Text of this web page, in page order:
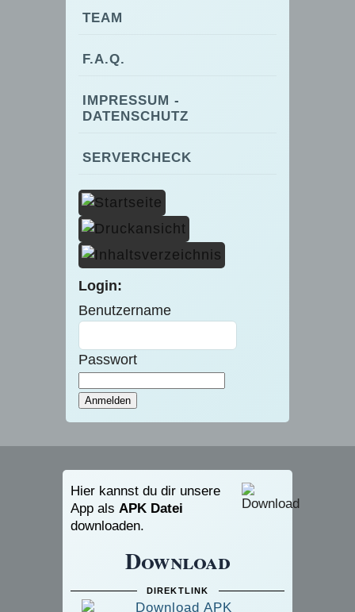
TEAM
F.A.Q.
IMPRESSUM -
DATENSCHUTZ
SERVERCHECK
Login:
Benutzername
Passwort
Hier kannst du dir unsere
App als APK Datei
downloaden.
Download
DIREKTLINK